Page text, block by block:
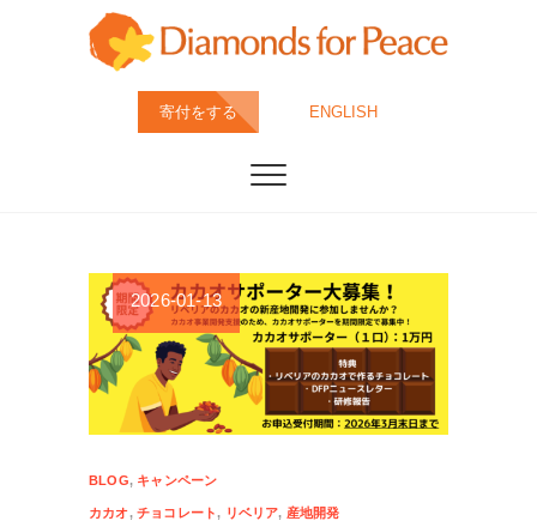
ダイヤモンド・フ
ォー・ピース
特定非営利活動法人ダイヤモンド・フォー・ピース
は、すべてのダイヤモンドが人道・環境配慮の上、採
掘・カット・製造されることが当たり前の社会を目指
寄付をする ENGLISH
2026-01-13
BLOG, キャンペーン
カカオ,チョコレート, リベリア, 産地開発